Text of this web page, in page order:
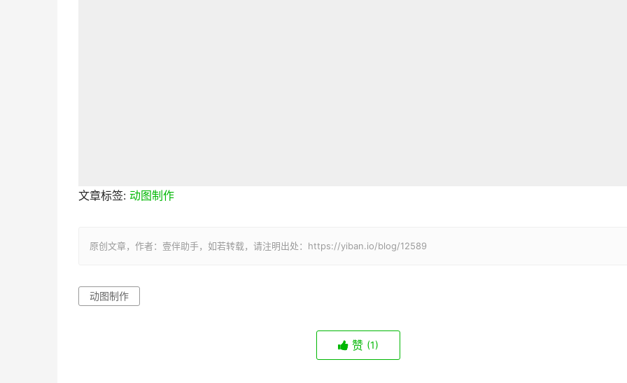
文章标签: 动图制作
原创文章，作者：壹伴助手，如若转载，请注明出处：https://yiban.io/blog/12589
动图制作
赞 (1)